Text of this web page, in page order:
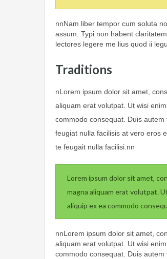
nnNam liber tempor cum soluta
assum. Typi non habent
lectores legere me lius quod ii
Traditions
nLorem ipsum dolor sit amet,
aliquam erat volutpat. Ut wisi
commodo consequat. Duis
feugiat nulla facilisis at vero eros
te feugait nulla facilisi.nn
Lorem ipsum dolor sit amet,
magna aliquam erat volutpat.
aliquip ex ea commodo
nnLorem ipsum dolor sit amet,
aliquam erat volutpat. Ut wisi
commodo consequat. Duis